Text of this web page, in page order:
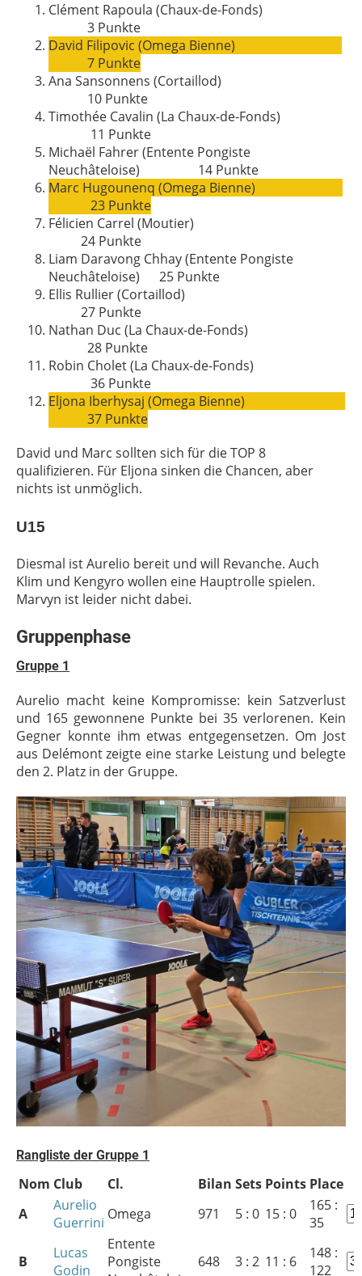
Clément Rapoula (Chaux-de-Fonds)
3 Punkte
David Filipovic (Omega Bienne)
7 Punkte
Ana Sansonnens (Cortaillod)
10 Punkte
Timothée Cavalin (La Chaux-de-Fonds)
11 Punkte
Michaël Fahrer (Entente Pongiste
Neuchâteloise) 14 Punkte
Marc Hugounenq (Omega Bienne)
23 Punkte
Félicien Carrel (Moutier)
24 Punkte
Liam Daravong Chhay(Entente Pongiste
Neuchâteloise) 25 Punkte
Ellis Rullier (Cortaillod)
27 Punkte
Nathan Duc (La Chaux-de-Fonds)
28 Punkte
Robin Cholet(La Chaux-de-Fonds)
36 Punkte
Eljona Iberhysaj (Omega Bienne)
37 Punkte
David und Marc sollten sich für die TOP 8
qualifizieren. Für Eljona sinken die Chancen, aber
nichts ist unmöglich.
U15
Diesmal ist Aurelio bereit und will Revanche. Auch
Klim und Kengyro wollen eine Hauptrolle spielen.
Marvyn ist leider nicht dabei.
Gruppenphase
Gruppe 1
Aurelio macht keine Kompromisse: kein Satzverlust
und 165 gewonnene Punkte bei 35 verlorenen. Kein
Gegner konnte ihm etwas entgegensetzen. Om Jost
aus Delémont zeigte eine starke Leistung und belegte
den 2. Platz in der Gruppe.
Rangliste der Gruppe 1
Nom Club Cl. Bilan Sets Points Place
A
Aurelio
Guerrini Omega 971 5 : 0 15 : 0
165 :
35
B
Lucas
Godin
Entente
Pongiste
648 3 : 2 11 : 6
148 :
122